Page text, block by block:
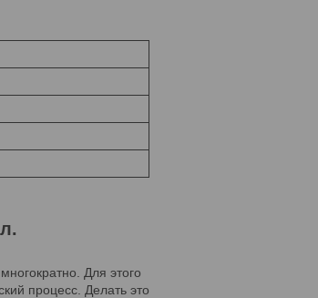
Для этого
процесс. Делать это